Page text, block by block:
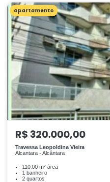
apartamento
R$ 320.000,00
Travessa Leopoldina Vieira
Alcantara - Alcântara
110.00 m² área
1 banheiro
2 quartos